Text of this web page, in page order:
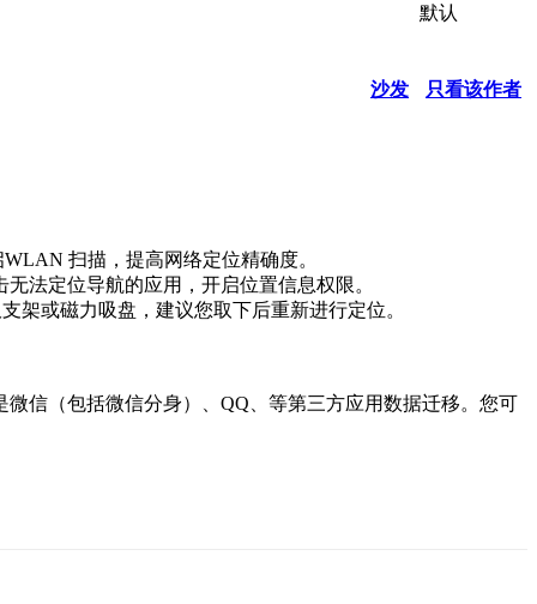
默认
沙发 只看该作者
扫描，提高网络定位精确度。
法定位导航的应用，开启位置信息权限。
架或磁力吸盘，建议您取下后重新进行定位。
信（包括微信分身）、QQ、等第三方应用数据迁移。您可